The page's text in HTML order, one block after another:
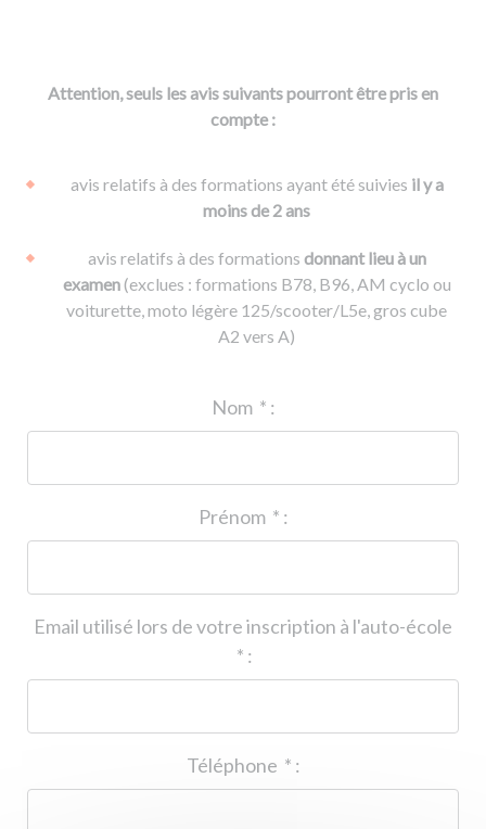
Attention, seuls les avis suivants pourront être pris en
compte :
avis relatifs à des formations ayant été suivies il y a
moins de 2 ans
avis relatifs à des formations donnant lieu à un
examen(exclues : formations B78, B96, AM cyclo ou
voiturette, moto légère 125/scooter/L5e, gros cube
A2 vers A)
* :
* :
Email utilisé lors de votre inscription à l'auto-école
* :
* :